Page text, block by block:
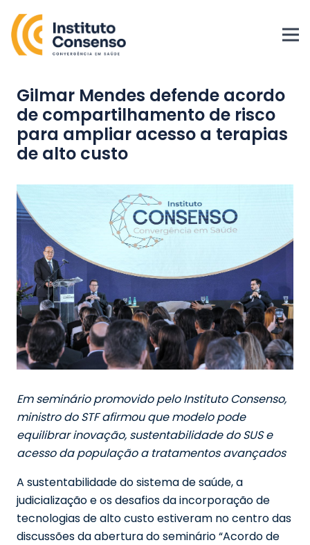
Gilmar Mendes defende acordo
de compartilhamento de risco
para ampliar acesso a terapias
de alto custo
Em seminário promovido pelo Instituto Consenso,
ministro do STF afirmou que modelo pode
equilibrar inovação, sustentabilidade do SUS e
acesso da população a tratamentos avançados
A sustentabilidade do sistema de saúde, a
judicialização e os desafios da incorporação de
tecnologias de alto custo estiveram no centro das
discussões da abertura do seminário “Acordo de